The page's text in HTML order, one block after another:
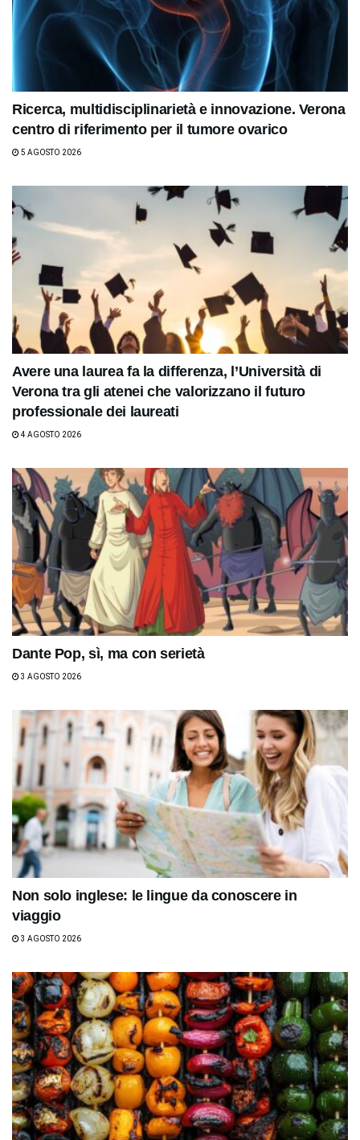
Ricerca, multidisciplinarietà e innovazione. Verona
centro di riferimento per il tumore ovarico
5 AGOSTO 2026
Avere una laurea fa la differenza, l’Università di
Verona tra gli atenei che valorizzano il futuro
professionale dei laureati
4 AGOSTO 2026
Dante Pop, sì, ma con serietà
3 AGOSTO 2026
Non solo inglese: le lingue da conoscere in
viaggio
3 AGOSTO 2026